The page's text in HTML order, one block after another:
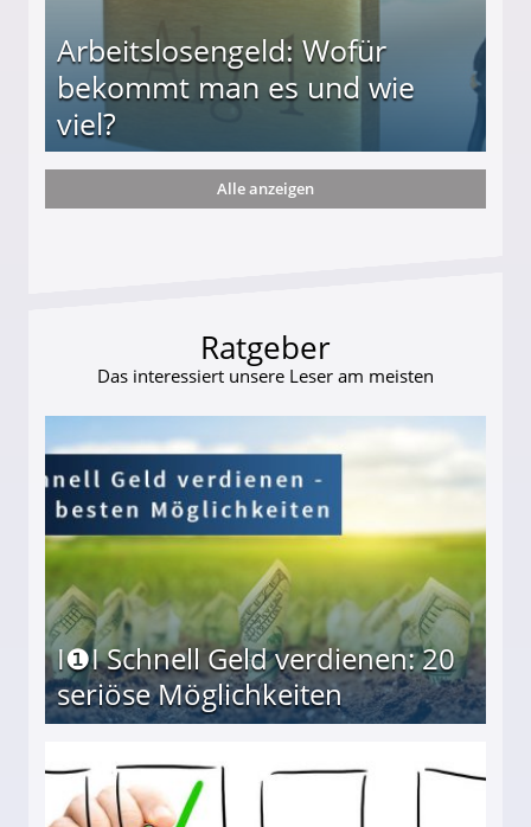
Arbeitslosengeld: Wofür
bekommt man es und wie
viel?
und wie viel?
Alle anzeigen
Ratgeber
Das interessiert unsere Leser am meisten
I❶I Schnell Geld verdienen: 20
seriöse Möglichkeiten